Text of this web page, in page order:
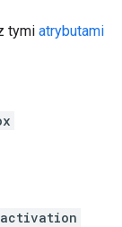
tymi atrybutami